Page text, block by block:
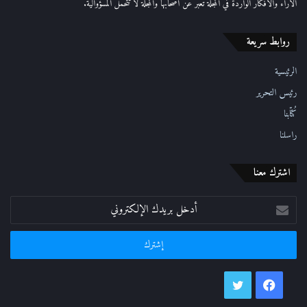
ي
الاراء والافكار الواردة في المجلة تعبر عن اصحابها والمجلة لا تتحمل المسؤوالية.
روابط سريعة
الرئيسية
رئيس التحرير
كُتّابنا
راسلنا
اشترك معنا
أدخل
بريدك
الإلكتروني
فيسبوك